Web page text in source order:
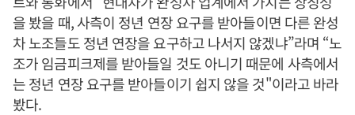
을 봤을 때, 사측이 정년 연장 요구를 받아들이면 다른 완성
차 노조들도 정년 연장을 요구하고 나서지 않겠냐”라며 “노
조가 임금피크제를 받아들일 것도 아니기 때문에 사측에서
는 정년 연장 요구를 받아들이기 쉽지 않을 것"이라고 바라
봤다.